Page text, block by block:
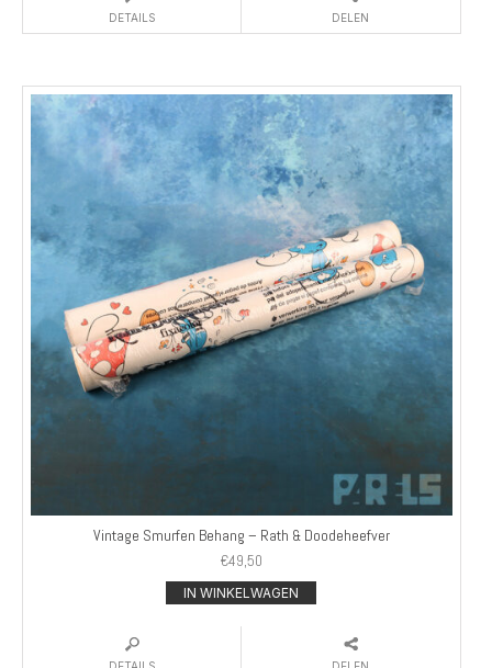
DETAILS DELEN
Vintage Smurfen Behang – Rath & Doodeheefver
€49,50
IN WINKELWAGEN